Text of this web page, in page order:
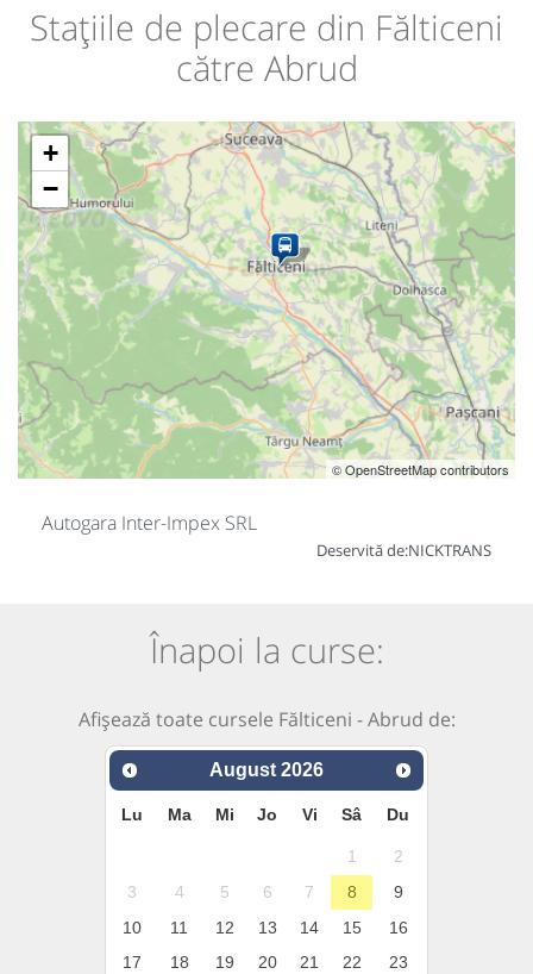
Stațiile de plecare din Fălticeni
către Abrud
+
−
© OpenStreetMap contributors
Autogara Inter-Impex SRL
Deservită de:NICKTRANS
Înapoi la curse:
Afișează toate cursele Fălticeni - Abrud de:
August 2026
Lu Ma Mi Jo Vi Sâ Du
1
2
3
4 5 6 7 8
9
10
11 12 13 14 15
16
17
18 19 20 21 22
23